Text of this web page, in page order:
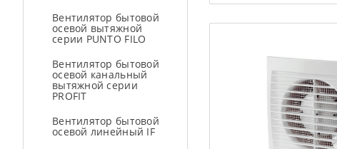
Вентилятор бытовой
осевой вытяжной
серии PUNTO FILO
Вентилятор бытовой
осевой канальный
вытяжной серии
PROFIT
Вентилятор бытовой
осевой линейный IF